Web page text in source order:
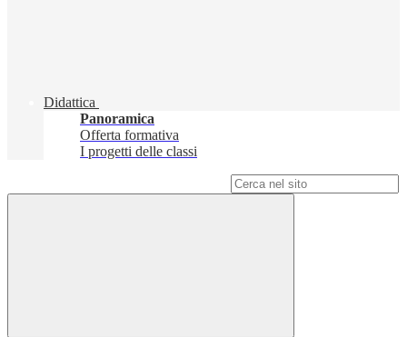
Didattica
Panoramica
Offerta formativa
I progetti delle classi